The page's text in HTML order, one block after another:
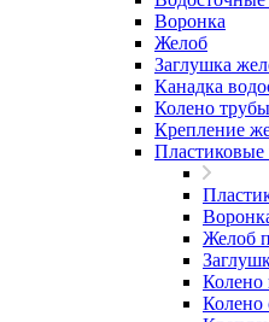
Воронка
Желоб
Заглушка
Канадка
Колено трубы
Крепление
Пластиковые
Желоб
Колено
Колено